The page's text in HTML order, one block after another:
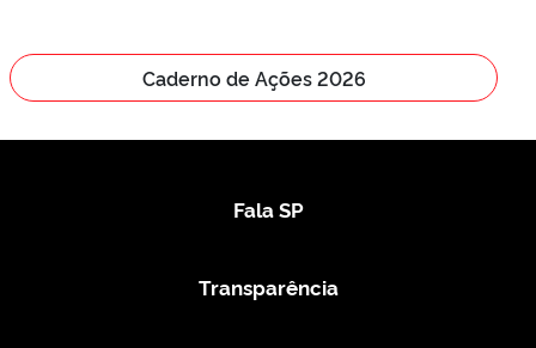
Caderno de Ações 2026
Fala SP
Transparência